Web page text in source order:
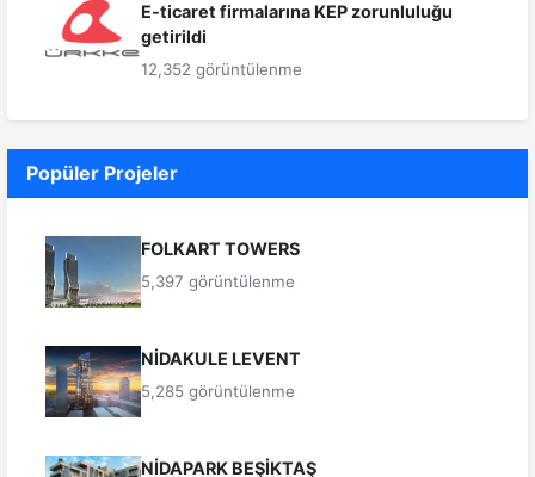
E-ticaret firmalarına KEP zorunluluğu
getirildi
12,352 görüntülenme
Popüler Projeler
FOLKART TOWERS
5,397 görüntülenme
NİDAKULE LEVENT
5,285 görüntülenme
NİDAPARK BEŞİKTAŞ